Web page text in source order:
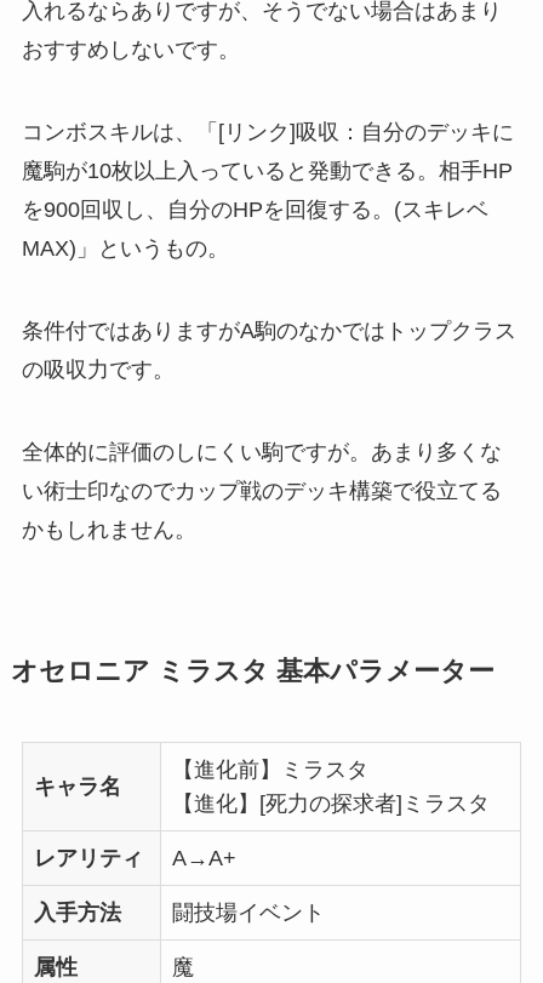
入れるならありですが、そうでない場合はあまり
おすすめしないです。
コンボスキルは、「[リンク]吸収：自分のデッキに
魔駒が10枚以上入っていると発動できる。相手HP
を900回収し、自分のHPを回復する。(スキレベ
MAX)」というもの。
条件付ではありますがA駒のなかではトップクラス
の吸収力です。
全体的に評価のしにくい駒ですが。あまり多くな
い術士印なのでカップ戦のデッキ構築で役立てる
かもしれません。
オセロニア ミラスタ 基本パラメーター
キャラ名
【進化前】ミラスタ
【進化】[死力の探求者]ミラスタ
レアリティ A→A+
入手方法 闘技場イベント
属性 魔